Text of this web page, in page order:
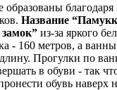
благодаря
Название
из-за яркого
- 160 метров, а
Прогулки по
в обуви - так
обувь наверх